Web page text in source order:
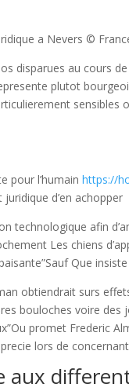
a Nevers ©
disparues au cours
plutot
sensibles
pour l’humainhttps://
d’en achopper
technologique afin
Les chiens
Que
obtiendrait surs
bouloches voire
promet Frederic
lors de
aux